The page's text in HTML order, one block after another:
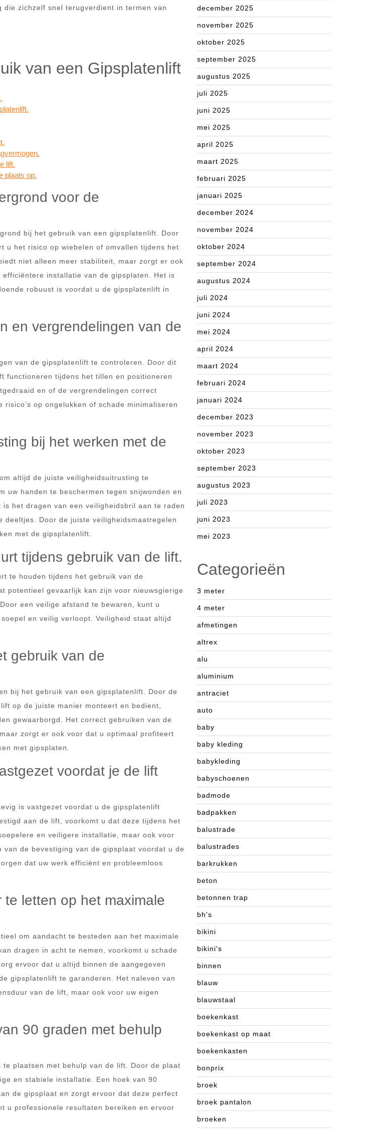
zichzelf snel terugverdient in termen van
van een Gipsplatenlift
lift.
plaats op.
voor de
bij het gebruik van een gipsplatenlift. Door
u het risico op wiebelen of omvallen tijdens het
niet alleen meer stabiliteit, maar zorgt er ook
installatie van de gipsplaten. Het is
robuust is voordat u de gipsplatenlift in
en vergrendelingen van de
van de gipsplatenlift te controleren. Door dit
functioneren tijdens het tillen en positioneren
en of de vergrendelingen correct
op ongelukken of schade minimaliseren
bij het werken met de
altijd de juiste veiligheidsuitrusting te
uw handen te beschermen tegen snijwonden en
het dragen van een veiligheidsbril aan te raden
deeltjes. Door de juiste veiligheidsmaatregelen
met de gipsplatenlift.
tijdens gebruik van de lift.
te houden tijdens het gebruik van de
potentieel gevaarlijk kan zijn voor nieuwsgierige
een veilige afstand te bewaren, kunt u
en veilig verloopt. Veiligheid staat altijd
gebruik van de
bij het gebruik van een gipsplatenlift. Door de
op de juiste manier monteert en bedient,
gewaarborgd. Het correct gebruiken van de
zorgt er ook voor dat u optimaal profiteert
met gipsplaten.
voordat je de lift
is vastgezet voordat u de gipsplatenlift
aan de lift, voorkomt u dat deze tijdens het
en veiligere installatie, maar ook voor
de bevestiging van de gipsplaat voordat u de
dat uw werk efficiënt en probleemloos
letten op het maximale
om aandacht te besteden aan het maximale
dragen in acht te nemen, voorkomt u schade
ervoor dat u altijd binnen de aangegeven
gipsplatenlift te garanderen. Het naleven van
van de lift, maar ook voor uw eigen
90 graden met behulp
plaatsen met behulp van de lift. Door de plaat
en stabiele installatie. Een hoek van 90
de gipsplaat en zorgt ervoor dat deze perfect
u professionele resultaten bereiken en ervoor
december 2025
november 2025
oktober 2025
september 2025
augustus 2025
juli 2025
juni 2025
mei 2025
april 2025
maart 2025
februari 2025
januari 2025
december 2024
november 2024
oktober 2024
september 2024
augustus 2024
juli 2024
juni 2024
mei 2024
april 2024
maart 2024
februari 2024
januari 2024
december 2023
november 2023
oktober 2023
september 2023
augustus 2023
juli 2023
juni 2023
mei 2023
Categorieën
3 meter
4 meter
afmetingen
altrex
alu
aluminium
antraciet
auto
baby
baby kleding
babykleding
babyschoenen
badmode
badpakken
balustrade
balustrades
barkrukken
beton
betonnen trap
bh's
bikini
bikini's
binnen
blauw
blauwstaal
boekenkast
boekenkast op maat
boekenkasten
bonprix
broek
broek pantalon
broeken